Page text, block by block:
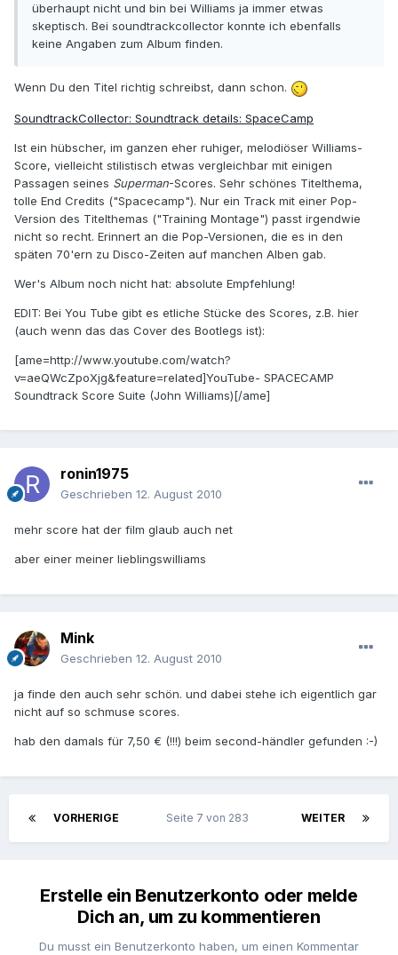
überhaupt nicht und bin bei Williams ja immer etwas
skeptisch. Bei soundtrackcollector konnte ich ebenfalls
keine Angaben zum Album finden.
Wenn Du den Titel richtig schreibst, dann schon.
SoundtrackCollector: Soundtrack details: SpaceCamp
Ist ein hübscher, im ganzen eher ruhiger, melodiöser Williams-
Score, vielleicht stilistisch etwas vergleichbar mit einigen
Passagen seines Superman-Scores. Sehr schönes Titelthema,
tolle End Credits ("Spacecamp"). Nur ein Track mit einer Pop-
Version des Titelthemas ("Training Montage") passt irgendwie
nicht so recht. Erinnert an die Pop-Versionen, die es in den
späten 70'ern zu Disco-Zeiten auf manchen Alben gab.
Wer's Album noch nicht hat: absolute Empfehlung!
EDIT: Bei You Tube gibt es etliche Stücke des Scores, z.B. hier
(auch wenn das das Cover des Bootlegs ist):
[ame=http://www.youtube.com/watch?
v=aeQWcZpoXjg&feature=related]YouTube- SPACECAMP
Soundtrack Score Suite (John Williams)[/ame]
ronin1975
Geschrieben 12. August 2010
mehr score hat der film glaub auch net
aber einer meiner lieblingswilliams
Mink
Geschrieben 12. August 2010
ja finde den auch sehr schön. und dabei stehe ich eigentlich gar
nicht auf so schmuse scores.
hab den damals für 7,50 € (!!!) beim second-händler gefunden :-)
VORHERIGE WEITER
Seite 7 von 283
Erstelle ein Benutzerkonto oder melde
Dich an, um zu kommentieren
Du musst ein Benutzerkonto haben, um einen Kommentar